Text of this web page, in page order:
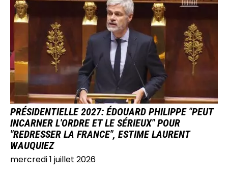
IMAGE
PRÉSIDENTIELLE 2027: ÉDOUARD PHILIPPE "PEUT
INCARNER L'ORDRE ET LE SÉRIEUX" POUR
"REDRESSER LA FRANCE", ESTIME LAURENT
WAUQUIEZ
mercredi 1 juillet 2026